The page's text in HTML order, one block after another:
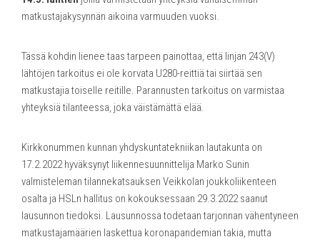
matkustajakysynnän aikoina varmuuden vuoksi.
Tässä kohdin lienee taas tarpeen painottaa, että linjan 243(V)
lähtöjen tarkoitus ei ole korvata U280-reittiä tai siirtää sen
matkustajia toiselle reitille. Parannusten tarkoitus on varmistaa
yhteyksiä tilanteessa, joka väistämättä elää.
Kirkkonummen kunnan yhdyskuntatekniikan lautakunta on
17.2.2022 hyväksynyt liikennesuunnittelija Marko Sunin
valmisteleman tilannekatsauksen Veikkolan joukkoliikenteen
osalta ja HSLn hallitus on kokouksessaan 29.3.2022 saanut
lausunnon tiedoksi. Lausunnossa todetaan tarjonnan vähentyneen
matkustajamäärien laskettua koronapandemian takia, mutta